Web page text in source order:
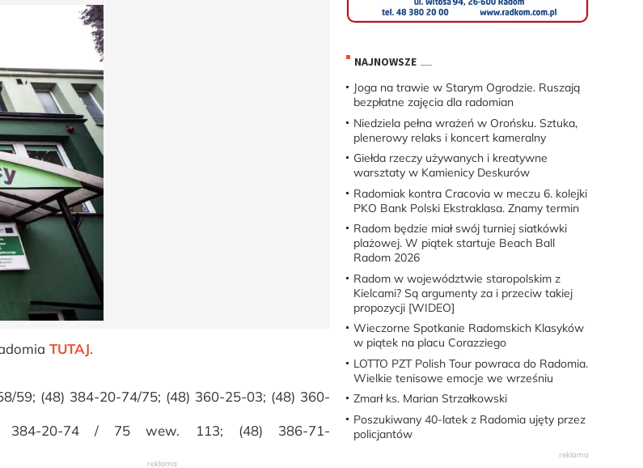
TUTAJ.
59; (48) 384-20-74/75; (48) 360-25-03; (48) 360-
20-74 / 75 wew. 113; (48) 386-71-
NAJNOWSZE
Joga na trawie w Starym Ogrodzie. Ruszają
bezpłatne zajęcia dla radomian
Niedziela pełna wrażeń w Orońsku. Sztuka,
plenerowy relaks i koncert kameralny
Giełda rzeczy używanych i kreatywne
warsztaty w Kamienicy Deskurów
Radomiak kontra Cracovia w meczu 6. kolejki
PKO Bank Polski Ekstraklasa. Znamy termin
Radom będzie miał swój turniej siatkówki
plażowej. W piątek startuje Beach Ball
Radom 2026
Radom w województwie staropolskim z
Kielcami? Są argumenty za i przeciw takiej
propozycji [WIDEO]
Wieczorne Spotkanie Radomskich Klasyków
w piątek na placu Corazziego
LOTTO PZT Polish Tour powraca do Radomia.
Wielkie tenisowe emocje we wrześniu
Zmarł ks. Marian Strzałkowski
Poszukiwany 40-latek z Radomia ujęty przez
policjantów